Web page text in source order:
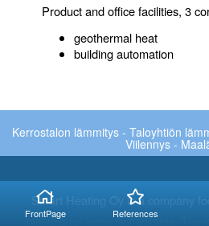
FrontPage References
Product and office facilities, 3
geothermal heat
building automation
Kerrostalon lämmitys - Taloyhtiön
Viilennys -
Smart Heating Oy is a company
systems for large real estates. The